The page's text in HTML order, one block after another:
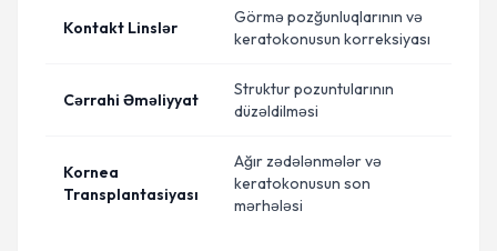
Kontakt Linslər
Görmə pozğunluqlarının və
keratokonusun korreksiyası
Cərrahi Əməliyyat
Struktur pozuntularının
düzəldilməsi
Kornea
Transplantasiyası
Ağır zədələnmələr və
keratokonusun son
mərhələsi